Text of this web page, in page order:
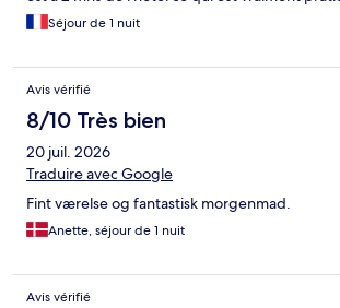
sont bien équipées et propres. J'ai apprécié
bouteille d'eau pétillante en guise de
quant à l'arrivée anticipée puisque je suis
et j'étais finalement seule. Ma quo-chambrière
déplacement pour des raisons de santé.
membre Hôtels.com je pense qu'il savoir aussi
avantages.
Séjour de 1 nuit
Avis vérifié
8/10 Très bien
20 juil. 2026
Traduire avec Google
Fint værelse og fantastisk morgenmad.
Anette, séjour de 1 nuit
Avis vérifié